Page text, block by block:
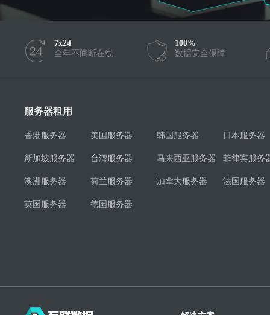
7x24
全年不间断在线
100%
数据安全保障
服务器租用
香港服务器 美国服务器 韩国服务器 日本服务器
新加坡服务器 台湾服务器 马来西亚服务器 菲律宾服务
澳洲服务器 荷兰服务器 加拿大服务器 法国服务器
英国服务器 德国服务器